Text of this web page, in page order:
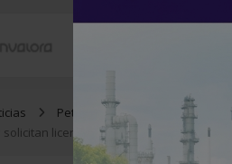
Petroquímica
solicitan licencias a EEUU para extraer